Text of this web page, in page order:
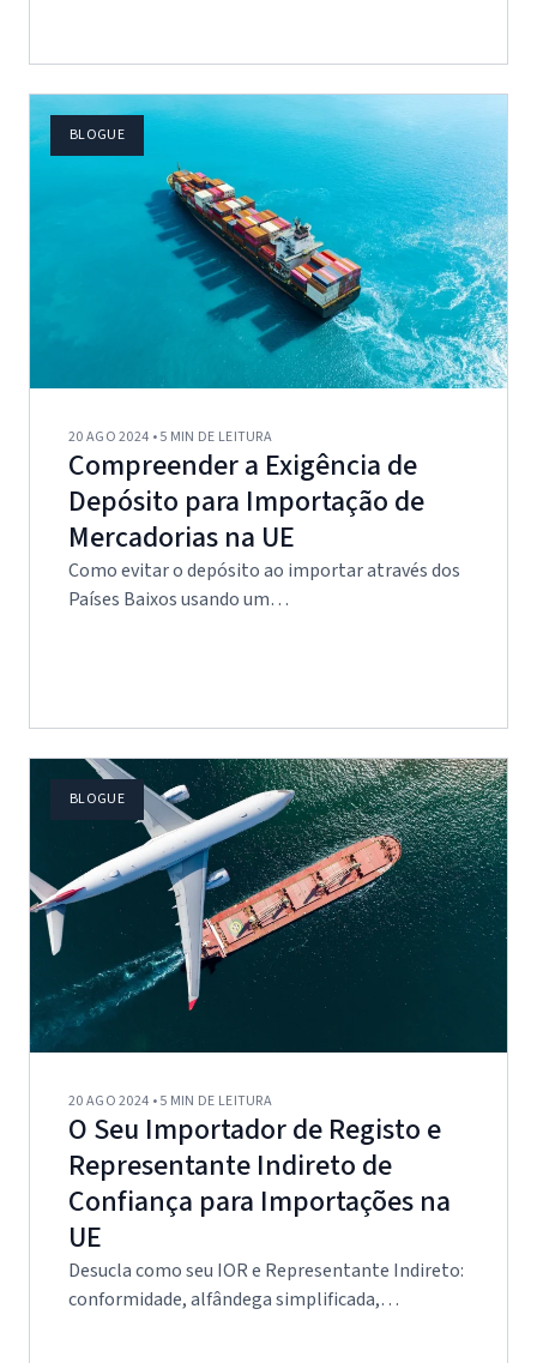
BLOGUE
20 AGO 2024 • 5 MIN DE LEITURA
Compreender a Exigência de
Depósito para Importação de
Mercadorias na UE
Como evitar o depósito ao importar através dos
Países Baixos usando um…
BLOGUE
20 AGO 2024 • 5 MIN DE LEITURA
O Seu Importador de Registo e
Representante Indireto de
Confiança para Importações na
UE
Desucla como seu IOR e Representante Indireto:
conformidade, alfândega simplificada,